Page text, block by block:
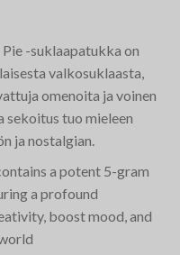
-suklaapatukka on
valkosuklaasta,
omenoita ja voinen
tuo mieleen
ja nostalgian.
a potent 5-gram
a profound
boost mood, and